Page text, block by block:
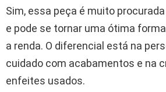
Sim, essa peça é muito
e pode se tornar uma ótima
a renda. O diferencial está na
cuidado com acabamentos e na
enfeites usados.